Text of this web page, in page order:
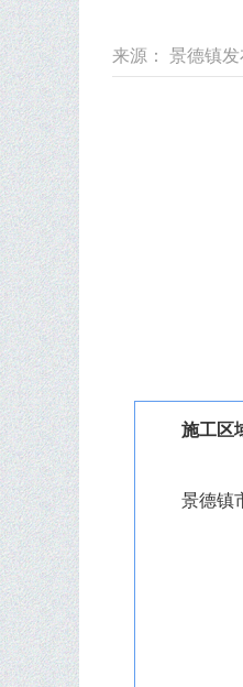
来源： 景德镇发
施工区
景德镇